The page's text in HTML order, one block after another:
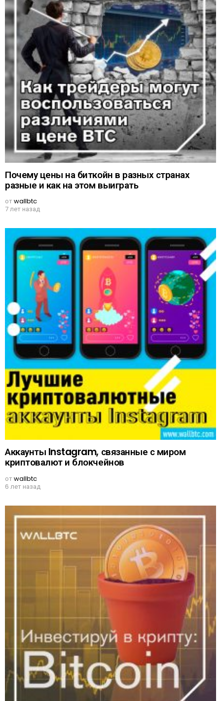
Почему цены на биткойн в разных странах
разные и как на этом выиграть
отwallbtc
7 лет назад
Аккаунты Instagram, связанные с миром
криптовалют и блокчейнов
отwallbtc
6 лет назад